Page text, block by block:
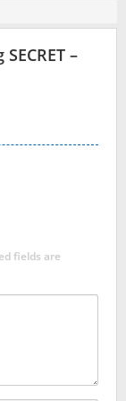
–
fields are